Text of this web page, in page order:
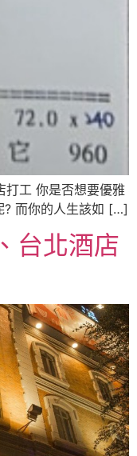
打工 你是否想要優雅
? 而你的人生該如 […]
台北酒店